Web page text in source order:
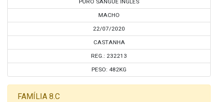
PURO SANGUE INGLÊS
MACHO
22/07/2020
CASTANHA
REG.: 232213
PESO: 482KG
FAMÍLIA 8.C